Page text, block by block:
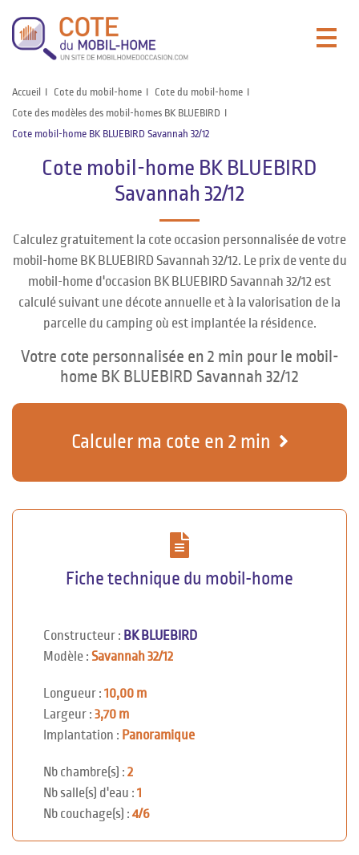
Accueil Cote du mobil-home
Cote du mobil-home
Cote des modèles des mobil-homes BK BLUEBIRD
Cote mobil-home BK BLUEBIRD Savannah 32/12
Cote mobil-home BK BLUEBIRD
Savannah 32/12
Calculez gratuitement la cote occasion personnalisée de votre
mobil-home BK BLUEBIRD Savannah 32/12. Le prix de vente du
mobil-home d'occasion BK BLUEBIRD Savannah 32/12 est
calculé suivant une décote annuelle et à la valorisation de la
parcelle du camping où est implantée la résidence.
Votre cote personnalisée en 2 min pour le mobil-
home BK BLUEBIRD Savannah 32/12
Calculer ma cote en 2 min
Fiche technique du mobil-home
Constructeur : BK BLUEBIRD
Modèle : Savannah 32/12
Longueur : 10,00 m
Largeur : 3,70 m
Implantation : Panoramique
Nb chambre(s) : 2
Nb salle(s) d'eau : 1
Nb couchage(s) : 4/6